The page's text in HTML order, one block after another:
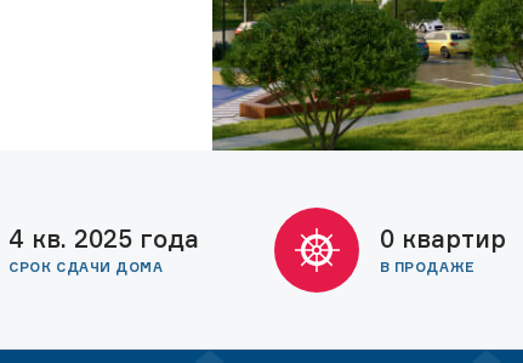
4 кв. 2025 года
СРОК СДАЧИ ДОМА
0 квартир
В ПРОДАЖЕ